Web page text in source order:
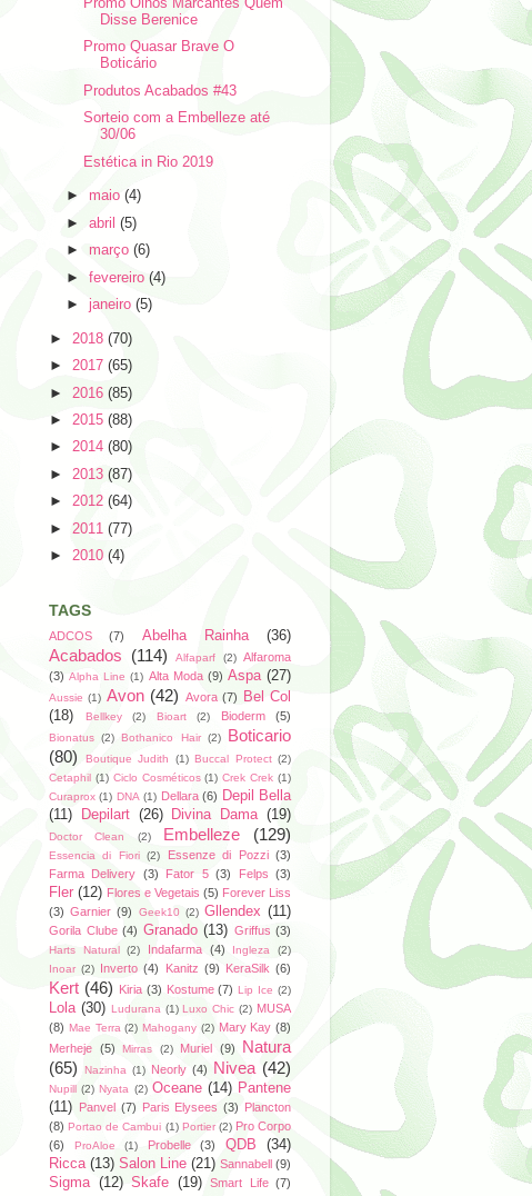
Promo Olhos Marcantes Quem
Disse Berenice
Promo Quasar Brave O
Boticário
Produtos Acabados #43
Sorteio com a Embelleze até
30/06
Estética in Rio 2019
► maio(4)
►abril(5)
► março(6)
►fevereiro(4)
► janeiro(5)
► 2018 (70)
► 2017 (65)
► 2016 (85)
► 2015 (88)
► 2014 (80)
► 2013 (87)
► 2012 (64)
► 2011 (77)
► 2010 (4)
TAGS
ADCOS (7) Abelha Rainha (36)
Acabados (114) Alfaparf (2) Alfaroma
(3) Alpha Line (1) Alta Moda (9) Aspa (27)
Aussie (1) Avon (42) Avora (7)
Bel Col
(18)
Bellkey (2) Bioart (2) Bioderm (5)
Bionatus (2) Bothanico Hair (2)
Boticario
(80)
Boutique Judith (1) Buccal Protect (2)
Cetaphil (1) Ciclo Cosméticos (1) Crek Crek (1)
Curaprox (1) DNA (1) Dellara (6) Depil Bella
(11)
Depilart (26) Divina Dama (19)
Doctor Clean (2) Embelleze (129)
Essencia di Fiori (2) Essenze di Pozzi (3)
Farma Delivery (3) Fator 5 (3) Felps (3)
Fler (12) Flores e Vegetais (5) Forever Liss
(3) Garnier (9) Geek10 (2) Gllendex (11)
Gorila Clube (4) Granado (13) Griffus (3)
Harts Natural (2) Indafarma (4) Ingleza
(2)
Inoar (2) Inverto (4) Kanitz (9) KeraSilk (6)
Kert (46) Kiria (3) Kostume (7) Lip Ice (2)
Lola (30) Ludurana (1) Luxo Chic (2) MUSA
(8) Mae Terra (2) Mahogany (2) Mary Kay (8)
Merheje (5) Mirras (2) Muriel (9)
Natura
(65)
Nazinha (1) Neorly (4) Nivea (42)
Nupill (2) Nyata (2) Oceane (14) Pantene
(11)
Panvel (7) Paris Elysees (3)
Plancton
(8) Portao de Cambui (1) Portier (2) Pro Corpo
(6)
ProAloe (1) Probelle (3) QDB
(34)
Ricca (13) Salon Line (21) Sannabell (9)
Sigma (12) Skafe (19) Smart Life (7)